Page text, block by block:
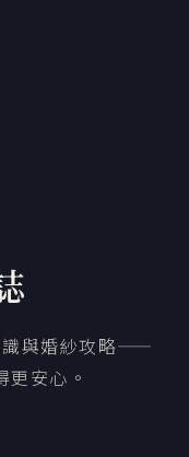
識與婚紗攻略——
更安心。